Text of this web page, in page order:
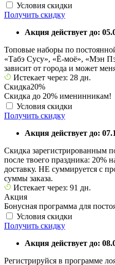
Условия скидки
Получить скидку
Акция действует до:
Топовые наборы по
«Табэ Сусу», «Ё-моё», «Мэн
зависит от города и может
Истекает через: 28 дн.
Скидка20%
Скидка до 20% именинникам!
Условия скидки
Получить скидку
Акция действует до:
Скидка зарегистрированным
после твоего праздника: 20%
доставку. НЕ суммируется с
суммы заказа.
Истекает через: 91 дн.
Акция
Бонусная программа для
Условия скидки
Получить скидку
Акция действует до:
Регистрируйся в программе